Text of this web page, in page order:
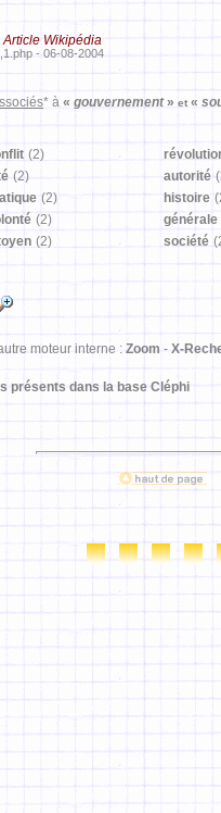
Wikipédia
- 06-08-2004
* à « gouvernement» et «
(2)
(2) autorité
(2) histoire
(2)
générale
(2) société
moteur interne : Zoom - X-
présents dans la base Cléphi